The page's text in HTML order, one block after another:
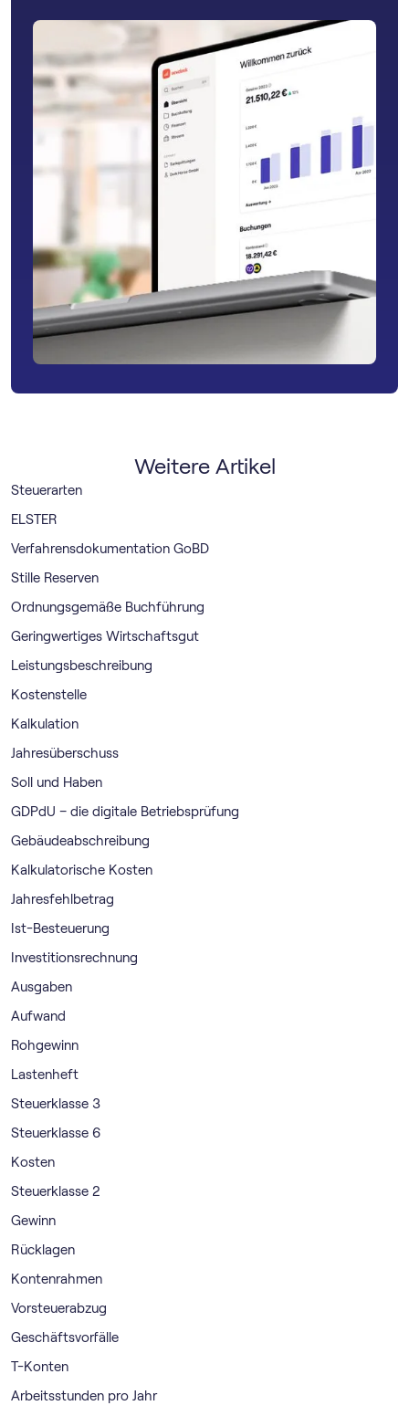
Weitere Artikel
Steuerarten
ELSTER
Verfahrensdokumentation GoBD
Stille Reserven
Ordnungsgemäße Buchführung
Geringwertiges Wirtschaftsgut
Leistungsbeschreibung
Kostenstelle
Kalkulation
Jahresüberschuss
Soll und Haben
GDPdU – die digitale Betriebsprüfung
Gebäudeabschreibung
Kalkulatorische Kosten
Jahresfehlbetrag
Ist-Besteuerung
Investitionsrechnung
Ausgaben
Aufwand
Rohgewinn
Lastenheft
Steuerklasse 3
Steuerklasse 6
Kosten
Steuerklasse 2
Gewinn
Rücklagen
Kontenrahmen
Vorsteuerabzug
Geschäftsvorfälle
T-Konten
Arbeitsstunden pro Jahr